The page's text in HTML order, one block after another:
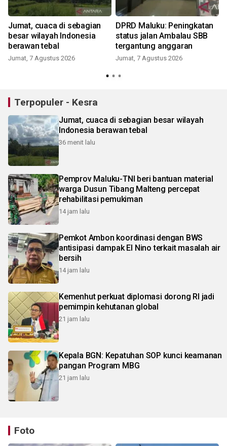
Jumat, cuaca di sebagian
besar wilayah Indonesia
berawan tebal
Jumat, 7 Agustus 2026
DPRD Maluku: Peningkatan
status jalan Ambalau SBB
tergantung anggaran
Jumat, 7 Agustus 2026
Terpopuler - Kesra
Jumat, cuaca di sebagian besar wilayah
Indonesia berawan tebal
36 menit lalu
Pemprov Maluku-TNI beri bantuan material
warga Dusun Tibang Malteng percepat
rehabilitasi pemukiman
14 jam lalu
Pemkot Ambon koordinasi dengan BWS
antisipasi dampak El Nino terkait masalah air
bersih
14 jam lalu
Kemenhut perkuat diplomasi dorong RI jadi
pemimpin kehutanan global
21 jam lalu
Kepala BGN: Kepatuhan SOP kunci keamanan
pangan Program MBG
21 jam lalu
Foto